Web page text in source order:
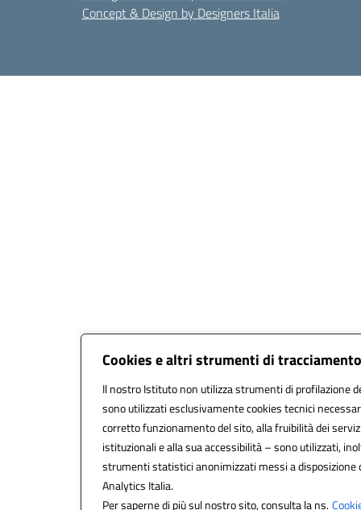
Cookies e altri strumenti di tracciamento
Il nostro Istituto non utilizza strumenti di profilazione
sono utilizzati esclusivamente cookies tecnici
corretto funzionamento del sito, alla fruibilità dei
istituzionali e alla sua accessibilità – sono utilizzati,
strumenti statistici anonimizzati messi a disposizione
Analytics Italia.
Per saperne di più sul nostro sito, consulta la ns.
Concept & Design by Designers Italia